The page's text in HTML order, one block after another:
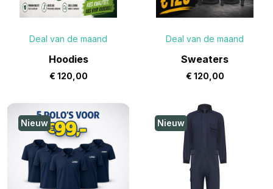
Deal van de maand
Hoodies
€ 120,00
Deal van de maand
Sweaters
€ 120,00
Nieuw Nieuw